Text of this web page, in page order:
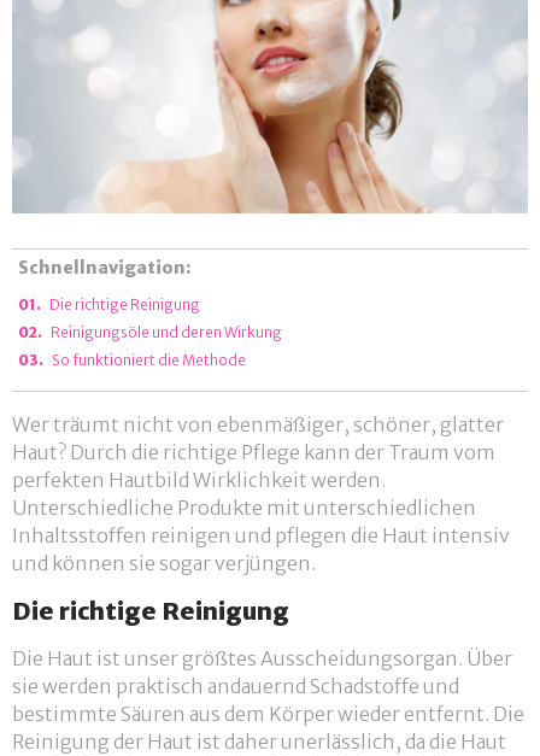
Schnellnavigation:
Die richtige Reinigung
Reinigungsöle und deren Wirkung
So funktioniert die Methode
Wer träumt nicht von ebenmäßiger, schöner, glatter
Haut? Durch die richtige Pflege kann der Traum vom
perfekten Hautbild Wirklichkeit werden.
Unterschiedliche Produkte mit unterschiedlichen
Inhaltsstoffen reinigen und pflegen die Haut intensiv
und können sie sogar verjüngen.
Die richtige Reinigung
Die Haut ist unser größtes Ausscheidungsorgan. Über
sie werden praktisch andauernd Schadstoffe und
bestimmte Säuren aus dem Körper wieder entfernt. Die
Reinigung der Haut ist daher unerlässlich, da die Haut